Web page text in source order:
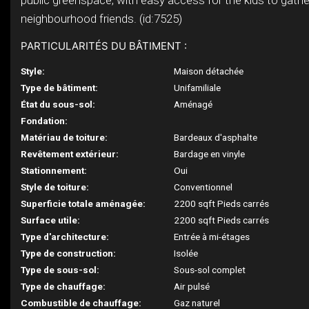
neighbourhood friends. (id:7525)
PARTICULARITÉS DU BÂTIMENT :
Style:
Maison détachée
Type de bâtiment:
Unifamiliale
État du sous-sol:
Aménagé
Fondation:
Matériau de toiture:
Bardeaux d'asphalte
Revêtement extérieur:
Bardage en vinyle
Stationnement:
Oui
Style de toiture:
Conventionnel
Superficie totale aménagée:
2200 sqft Pieds carrés
Surface utile:
2200 sqft Pieds carrés
Type d'architecture:
Entrée à mi-étages
Type de construction:
Isolée
Type de sous-sol:
Sous-sol complet
Type de chauffage:
Air pulsé
Combustible de chauffage:
Gaz naturel